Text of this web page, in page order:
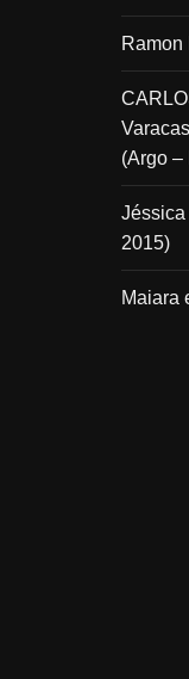
Ramon
(Argo –
2015)
Maiara